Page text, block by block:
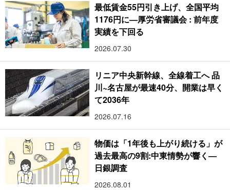
最低賃金55円引き上げ、全国平均
1176円に―厚労省審議会 : 前年度
実績を下回る
2026.07.30
リニア中央新幹線、全線着工へ 品
川~名古屋が最速40分、開業は早く
て2036年
2026.07.16
物価は「1年後も上がり続ける」が
過去最高の9割:中東情勢が響く―
日銀調査
2026.08.01